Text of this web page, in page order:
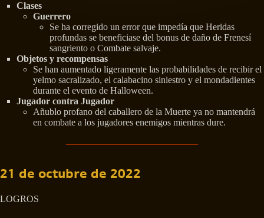
Clases
Guerrero
Se ha corregido un error que impedía que Heridas
profundas se beneficiase del bonus de daño de Frenesí
sangriento o Combate salvaje.
Objetos y recompensas
Se han aumentado ligeramente las probabilidades de recibir el
yelmo sacralizado, el calabacino siniestro y el mondadientes
durante el evento de Halloween.
Jugador contra Jugador
Añublo profano del caballero de la Muerte ya no mantendrá
en combate a los jugadores enemigos mientras dure.
21 de octubre de 2022
LOGROS